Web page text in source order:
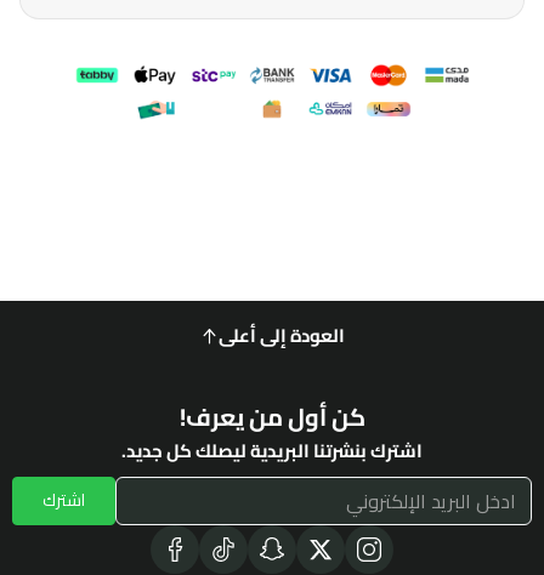
العودة إلى أعلى
كن أول من يعرف!
اشترك بنشرتنا البريدية ليصلك كل جديد.
اشترك